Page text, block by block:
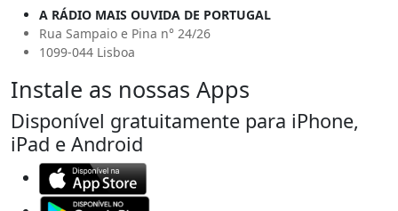
A RÁDIO MAIS OUVIDA DE PORTUGAL
Rua Sampaio e Pina n° 24/26
1099-044 Lisboa
Instale as nossas Apps
Disponível gratuitamente para iPhone,
iPad e Android